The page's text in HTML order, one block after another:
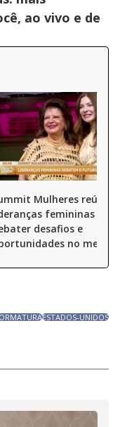
ao vivo e de
Mulheres reúne
femininas para
desafios e
no
ESTADOS-UNIDOS